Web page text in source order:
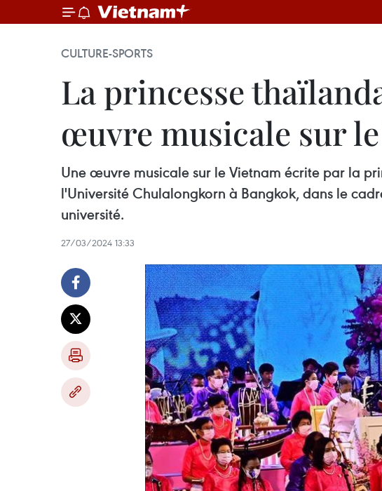
CULTURE-SPORTS
La princesse
œuvre musicale sur
Une œuvre musicale sur le Vietnam écrite par la
l'Université Chulalongkorn à Bangkok, dans le
université.
27/03/2024 13:33